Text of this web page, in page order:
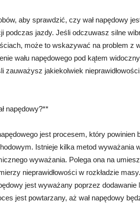
aby sprawdzić, czy wał napędowy
podczas jazdy. Jeśli odczuwasz silne
może to wskazywać na problem z
wału napędowego pod kątem
zauważysz jakiekolwiek
napędowy?**
jest procesem, który
Istnieje kilka metod wyważania
wyważania. Polega ona na
nieprawidłowości w rozkładzie
jest wyważany poprzez
jest powtarzany, aż wał napędowy